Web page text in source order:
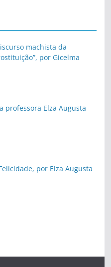
machista da
por Gicelma
professora Elza Augusta
por Elza Augusta